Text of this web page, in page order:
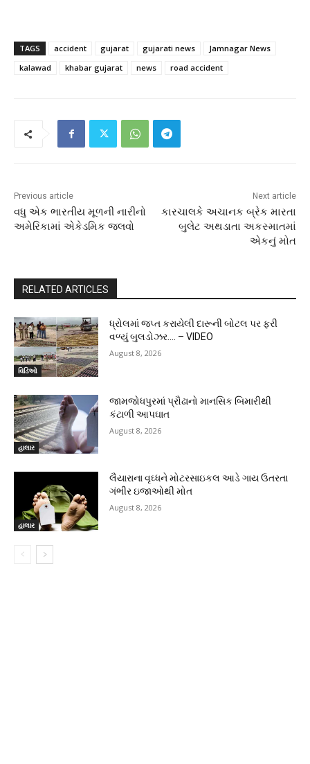
TAGS accident gujarat gujarati news
Jamnagar News
kalawad
khabar gujarat news road accident
Previous article
વધુ એક ભારતીય મૂળની નારીનો
અમેરિકામાં એકેડમિક જલવો
Next article
કારચાલકે અચાનક બ્રેક મારતા
બુલેટ અથડાતા અકસ્માતમાં
એકનું મોત
RELATED ARTICLES
વિડિઓ
ધ્રોલમાં જપ્ત કરાયેલી દારૂની બોટલ પર ફરી
વળ્યું બુલડોઝર…. – VIDEO
August 8, 2026
હાલાર
જામજોધપુરમાં પ્રૌઢાનો માનસિક બિમારીથી
કંટાળી આપઘાત
August 8, 2026
હાલાર
લૈયારાના વૃઘ્ધને મોટરસાઇકલ આડે ગાય ઉતરતા
ગંભીર ઇજાઓથી મોત
August 8, 2026